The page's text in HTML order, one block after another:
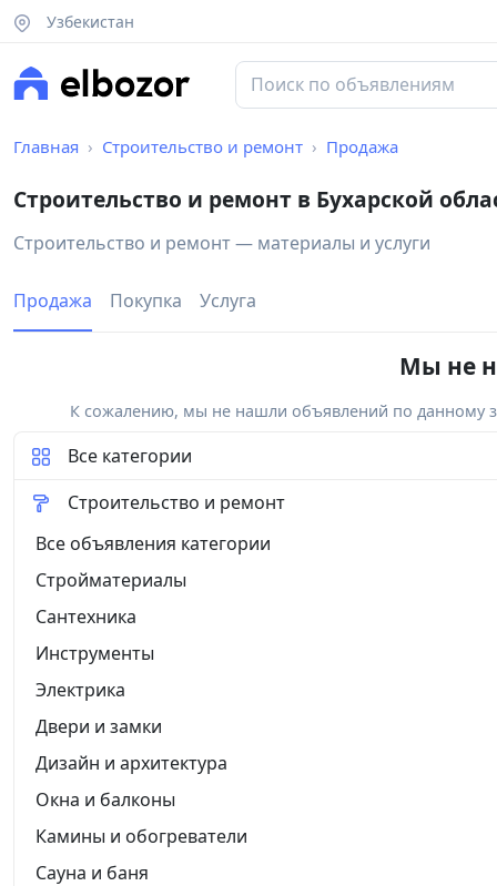
Узбекистан
Главная Строительство и ремонт Продажа
Строительство и ремонт в Бухарской
Строительство и ремонт — материалы и услуги
Продажа Покупка Услуга
Мы не
К сожалению, мы не нашли объявлений по данному
Все категории
Строительство и ремонт
Все объявления категории
Стройматериалы
Сантехника
Инструменты
Электрика
Двери и замки
Дизайн и архитектура
Окна и балконы
Камины и обогреватели
Сауна и баня